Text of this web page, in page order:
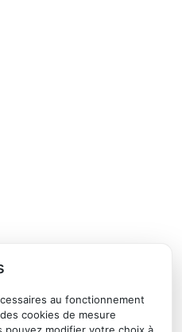
au fonctionnement
cookies de mesure